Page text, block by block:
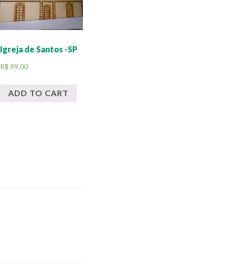
Igreja de Santos -SP
R$ 99,00
ADD TO CART